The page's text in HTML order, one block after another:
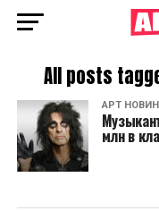
All posts
АРТ
млн в